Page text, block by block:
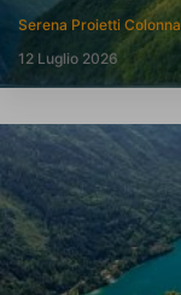
Serena Proietti Colonna
12 Luglio 2026